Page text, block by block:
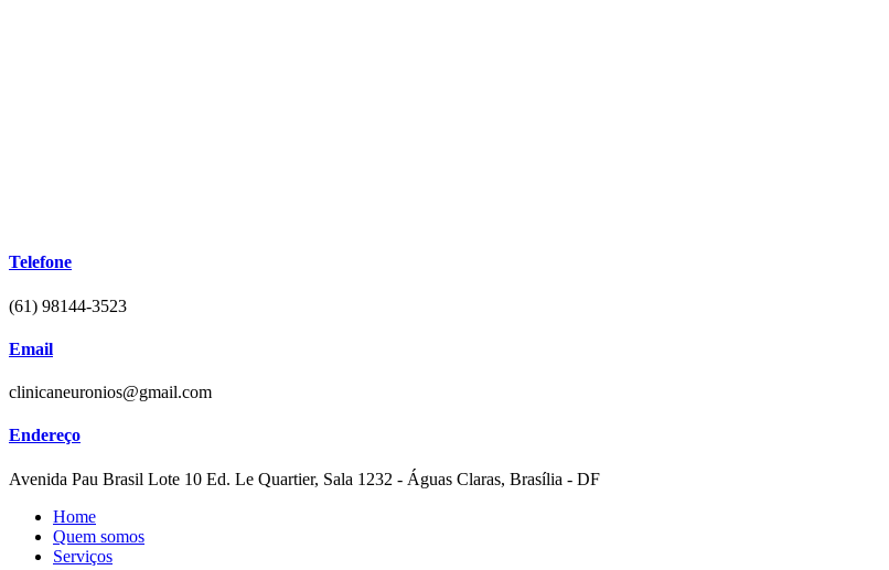
Telefone
(61) 98144-3523
Email
clinicaneuronios@gmail.com
Endereço
Avenida Pau Brasil Lote 10 Ed. Le Quartier, Sala 1232 - Águas Claras, Brasília - DF
Home
Quem somos
Serviços